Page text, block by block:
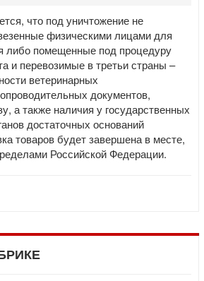
что под уничтожение не
физическими лицами для
либо помещенные под процедуру
и перевозимые в третьи страны –
ветеринарных
документов,
а также наличия у государственных
достаточных оснований
товаров будет завершена в месте,
Российской Федерации.